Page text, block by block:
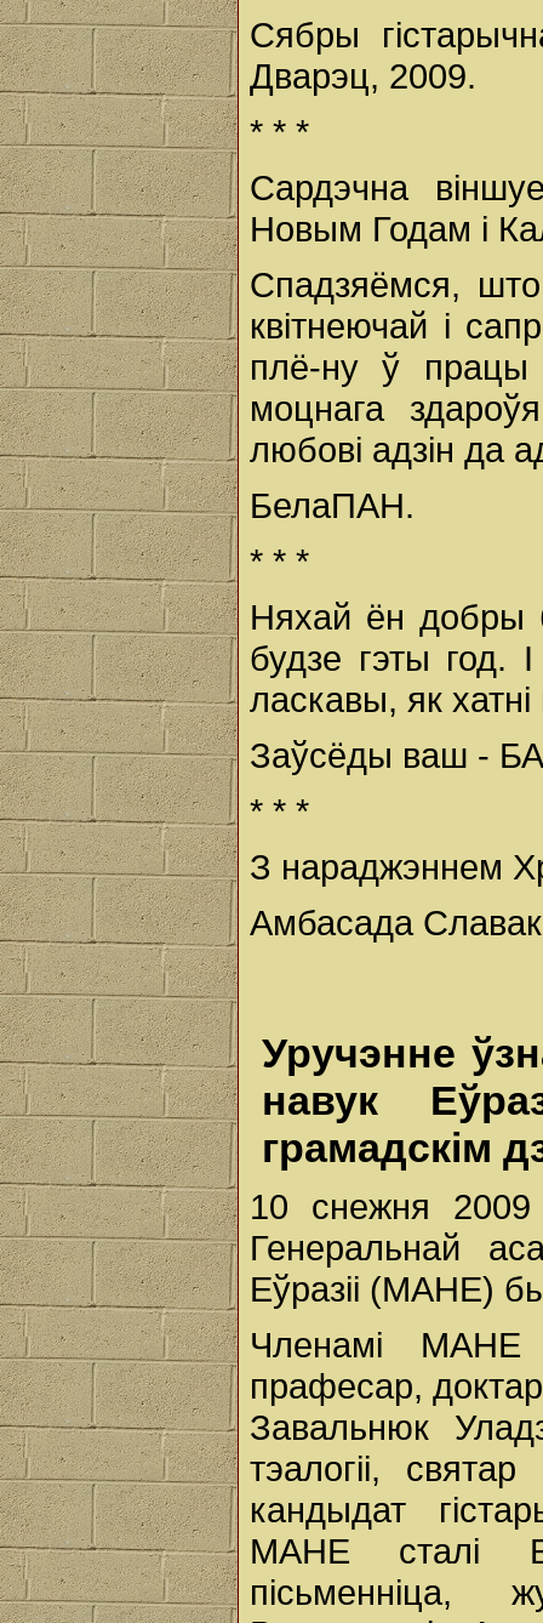
Сябры
Дварэц, 2009.
* * *
Сардэчна
Новым Годам і
Спадзяёмся,
квітнеючай і
плё-ну ў працы
моцнага
любові адзін да
БелаПАН.
* * *
Няхай ён добры
будзе гэты год.
ласкавы, як хатні
Заўсёды ваш -
* * *
З нараджэннем
Амбасада
Уручэнне
навук
грамадскім
10 снежня 2009
Генеральнай
Еўразіі (МАНЕ)
Членамі МАНЕ
прафесар, доктар
Завальнюк
тэалогіі,
кандыдат
МАНЕ сталі
пісьменніца,